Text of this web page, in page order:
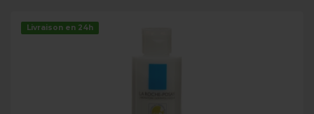
Livraison en 24h